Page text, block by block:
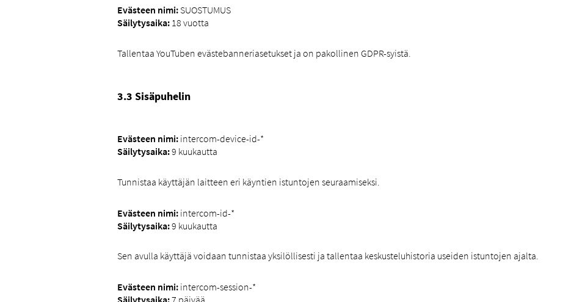
Evästeen nimi: SUOSTUMUS
Säilytysaika: 18 vuotta
Tallentaa YouTuben evästebanneriasetukset ja on pakollinen GDPR-syistä.
3.3 Sisäpuhelin
Evästeen nimi: intercom-device-id-*
Säilytysaika:9 kuukautta
Tunnistaa käyttäjän laitteen eri käyntien istuntojen seuraamiseksi.
Evästeen nimi: intercom-id-*
Säilytysaika:9 kuukautta
Sen avulla käyttäjä voidaan tunnistaa yksilöllisesti ja tallentaa keskusteluhistoria useiden istuntojen ajalta.
Evästeen nimi: intercom-session-*